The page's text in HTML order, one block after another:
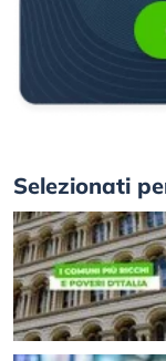
Selezionati